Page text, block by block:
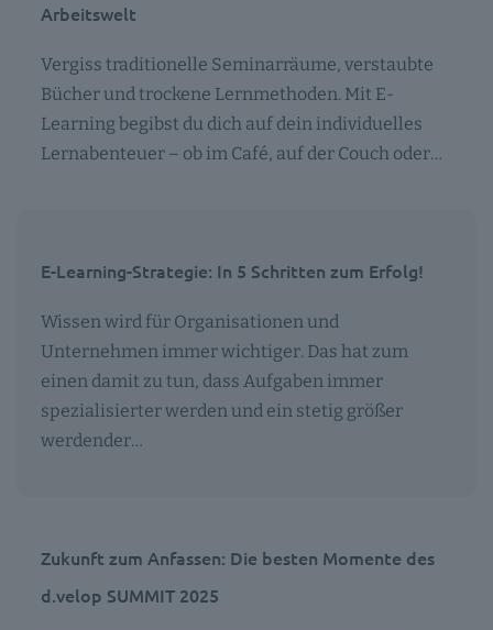
Arbeitswelt
Vergiss traditionelle Seminarräume, verstaubte
Bücher und trockene Lernmethoden. Mit E-
Learning begibst du dich auf dein individuelles
Lernabenteuer – ob im Café, auf der Couch oder…
E-Learning-Strategie: In 5 Schritten zum Erfolg!
Wissen wird für Organisationen und
Unternehmen immer wichtiger. Das hat zum
einen damit zu tun, dass Aufgaben immer
spezialisierter werden und ein stetig größer
werdender…
Zukunft zum Anfassen: Die besten Momente des
d.velop SUMMIT 2025